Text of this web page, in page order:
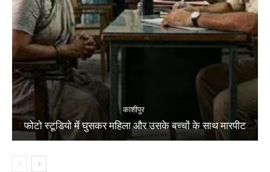
काशीपुर
फोटो स्टूडियो में घुसकर महिला और उसके बच्चों के साथ मारपीट